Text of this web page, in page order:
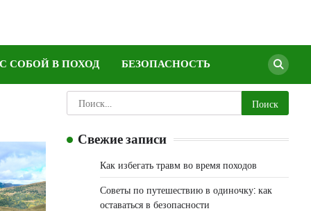
СОБОЙ В ПОХОД БЕЗОПАСНОСТЬ
Найти:
Свежие записи
Как избегать травм во время походов
Советы по путешествию в одиночку: как
оставаться в безопасности